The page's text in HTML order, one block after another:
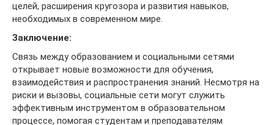
целей, расширения кругозора и развития навыков,
необходимых в современном мире.
Заключение:
Связь между образованием и социальными сетями
открывает новые возможности для обучения,
взаимодействия и распространения знаний. Несмотря на
риски и вызовы, социальные сети могут служить
эффективным инструментом в образовательном
процессе, помогая студентам и преподавателям